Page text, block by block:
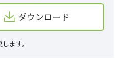
ダウンロード
ます。